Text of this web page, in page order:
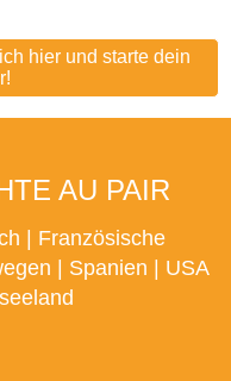
hier und starte dein
AU PAIR
Französische
Spanien
USA